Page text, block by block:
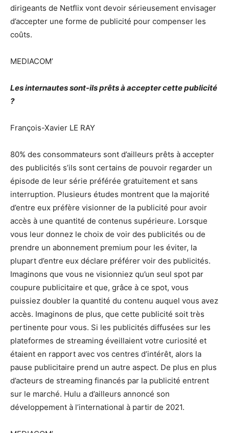
dirigeants de Netflix vont devoir sérieusement envisager
d’accepter une forme de publicité pour compenser les
coûts.
MEDIACOM’
Les internautes sont-ils prêts à accepter cette publicité
?
François-Xavier LE RAY
80% des consommateurs sont d’ailleurs prêts à accepter
des publicités s’ils sont certains de pouvoir regarder un
épisode de leur série préférée gratuitement et sans
interruption. Plusieurs études montrent que la majorité
d’entre eux préfère visionner de la publicité pour avoir
accès à une quantité de contenus supérieure. Lorsque
vous leur donnez le choix de voir des publicités ou de
prendre un abonnement premium pour les éviter, la
plupart d’entre eux déclare préférer voir des publicités.
Imaginons que vous ne visionniez qu’un seul spot par
coupure publicitaire et que, grâce à ce spot, vous
puissiez doubler la quantité du contenu auquel vous avez
accès. Imaginons de plus, que cette publicité soit très
pertinente pour vous. Si les publicités diffusées sur les
plateformes de streaming éveillaient votre curiosité et
étaient en rapport avec vos centres d’intérêt, alors la
pause publicitaire prend un autre aspect. De plus en plus
d’acteurs de streaming financés par la publicité entrent
sur le marché. Hulu a d’ailleurs annoncé son
développement à l’international à partir de 2021.